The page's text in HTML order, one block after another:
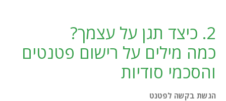
2. כיצד תגן על עצמך?
כמה מילים על רישום פטנטים
והסכמי סודיות
הגשת בקשה לפטנט